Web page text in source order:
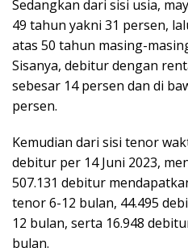
Sedangkan dari sisi usia,
49 tahun yakni 31 persen,
atas 50 tahun masing-
Sisanya, debitur dengan
sebesar 14 persen dan di
persen.
Kemudian dari sisi tenor
debitur per 14 Juni 2023,
507.131 debitur
tenor 6-12 bulan, 44.495
12 bulan, serta 16.948
bulan.